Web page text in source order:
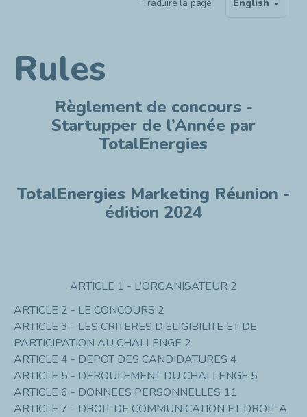
Traduire la page English
Rules
Règlement de concours -
Startupper de l’Année par
TotalEnergies
TotalEnergies Marketing Réunion -
édition 2024
ARTICLE 1 - L’ORGANISATEUR 2
ARTICLE 2 - LE CONCOURS 2
ARTICLE 3 - LES CRITERES D’ELIGIBILITE ET DE
PARTICIPATION AU CHALLENGE 2
ARTICLE 4 - DEPOT DES CANDIDATURES 4
ARTICLE 5 - DEROULEMENT DU CHALLENGE 5
ARTICLE 6 - DONNEES PERSONNELLES 11
ARTICLE 7 - DROIT DE COMMUNICATION ET DROIT A